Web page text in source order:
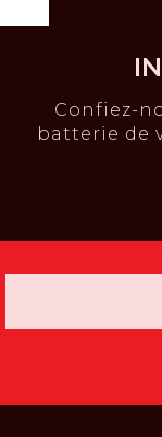
Confiez-
batterie de